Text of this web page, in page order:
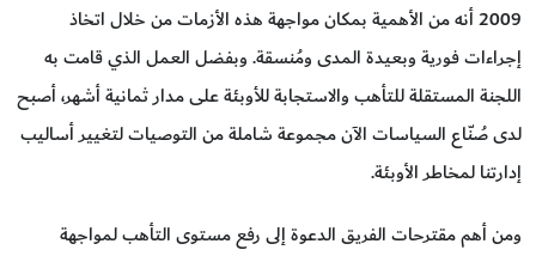
2009 أنه من الأهمية بمكان مواجهة هذه الأزمات من خلال اتخاذ
إجراءات فورية وبعيدة المدى ومُنسقة. وبفضل العمل الذي قامت به
اللجنة المستقلة للتأهب والاستجابة للأوبئة على مدار ثمانية أشهر، أصبح
لدى صُنّاع السياسات الآن مجموعة شاملة من التوصيات لتغيير أساليب
إدارتنا لمخاطر الأوبئة.
ومن أهم مقترحات الفريق الدعوة إلى رفع مستوى التأهب لمواجهة